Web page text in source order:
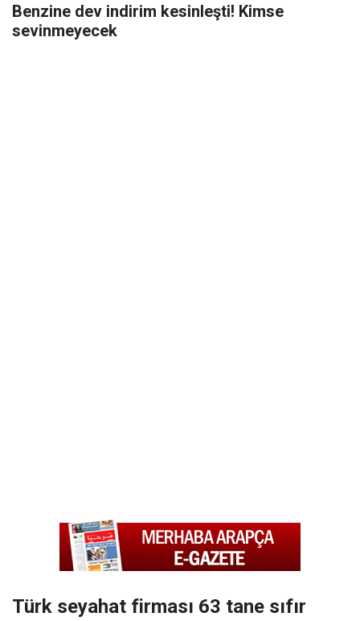
Benzine dev indirim kesinleşti! Kimse
sevinmeyecek
Türk seyahat firması 63 tane sıfır